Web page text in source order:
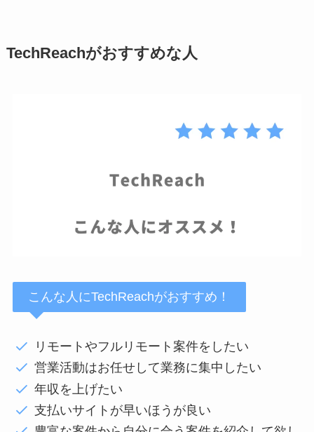
TechReachがおすすめな人
こんな人にTechReachがおすすめ！
リモートやフルリモート案件をしたい
営業活動はお任せして業務に集中したい
年収を上げたい
支払いサイトが早いほうが良い